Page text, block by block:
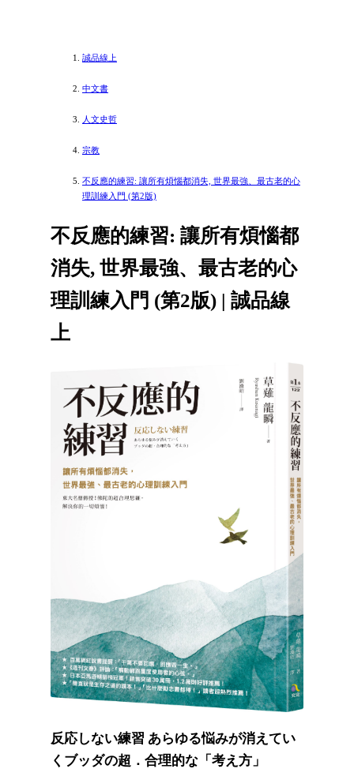
誠品線上
中文書
人文史哲
宗教
不反應的練習: 讓所有煩惱都消失, 世界最強、最古老的心
理訓練入門 (第2版)
不反應的練習: 讓所有煩惱都
消失, 世界最強、最古老的心
理訓練入門 (第2版) | 誠品線
上
反応しない練習 あらゆる悩みが消えてい
くブッダの超．合理的な「考え方」